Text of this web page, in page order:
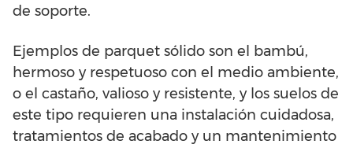
de soporte.
Ejemplos de parquet sólido son el bambú,
hermoso y respetuoso con el medio ambiente,
o el castaño, valioso y resistente, y los suelos de
este tipo requieren una instalación cuidadosa,
tratamientos de acabado y un mantenimiento